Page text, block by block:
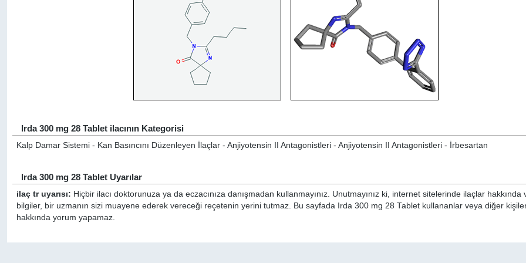
Irda 300 mg 28 Tablet ilacının Kategorisi
Kalp Damar Sistemi - Kan Basıncını Düzenleyen İlaçlar - Anjiyotensin II Antagonistleri - Anjiyotensin II Antagonistleri - İrbesartan
Irda 300 mg 28 Tablet Uyarılar
ilaç tr uyarısı: Hiçbir ilacı doktorunuza ya da eczacınıza danışmadan kullanmayınız. Unutmayınız ki, internet sitelerinde ilaçlar hakkında
bilgiler, bir uzmanın sizi muayene ederek vereceği reçetenin yerini tutmaz. Bu sayfada Irda 300 mg 28 Tablet kullananlar veya diğer
hakkında yorum yapamaz.